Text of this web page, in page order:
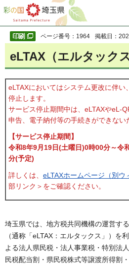
彩の国 埼玉県
ページ番号：1964 掲載日：
eLTAX（エルタックス
eLTAXにおいてはシステム更改に伴い
停止します。
サービス停止期間中は、eLTAXやeL-
申告、電子納付等の手続きができない
【サービス停止期間】
令和8年9月19日(土曜日)0時00分～令
分(予定)
詳しくは、 eLTAXホームページ（別ウ
部リンク＞をご確認ください。
埼玉県では、地方税共同機構の運営す
（通称「eLTAX：エルタックス」）を
よる法人県民税・法人事業税・特別法
民税配当割・県民税株式等譲渡所得割